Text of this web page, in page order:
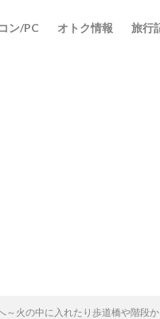
ン/PC オトク情報 旅行
火の中に入れたり歩道橋や階段